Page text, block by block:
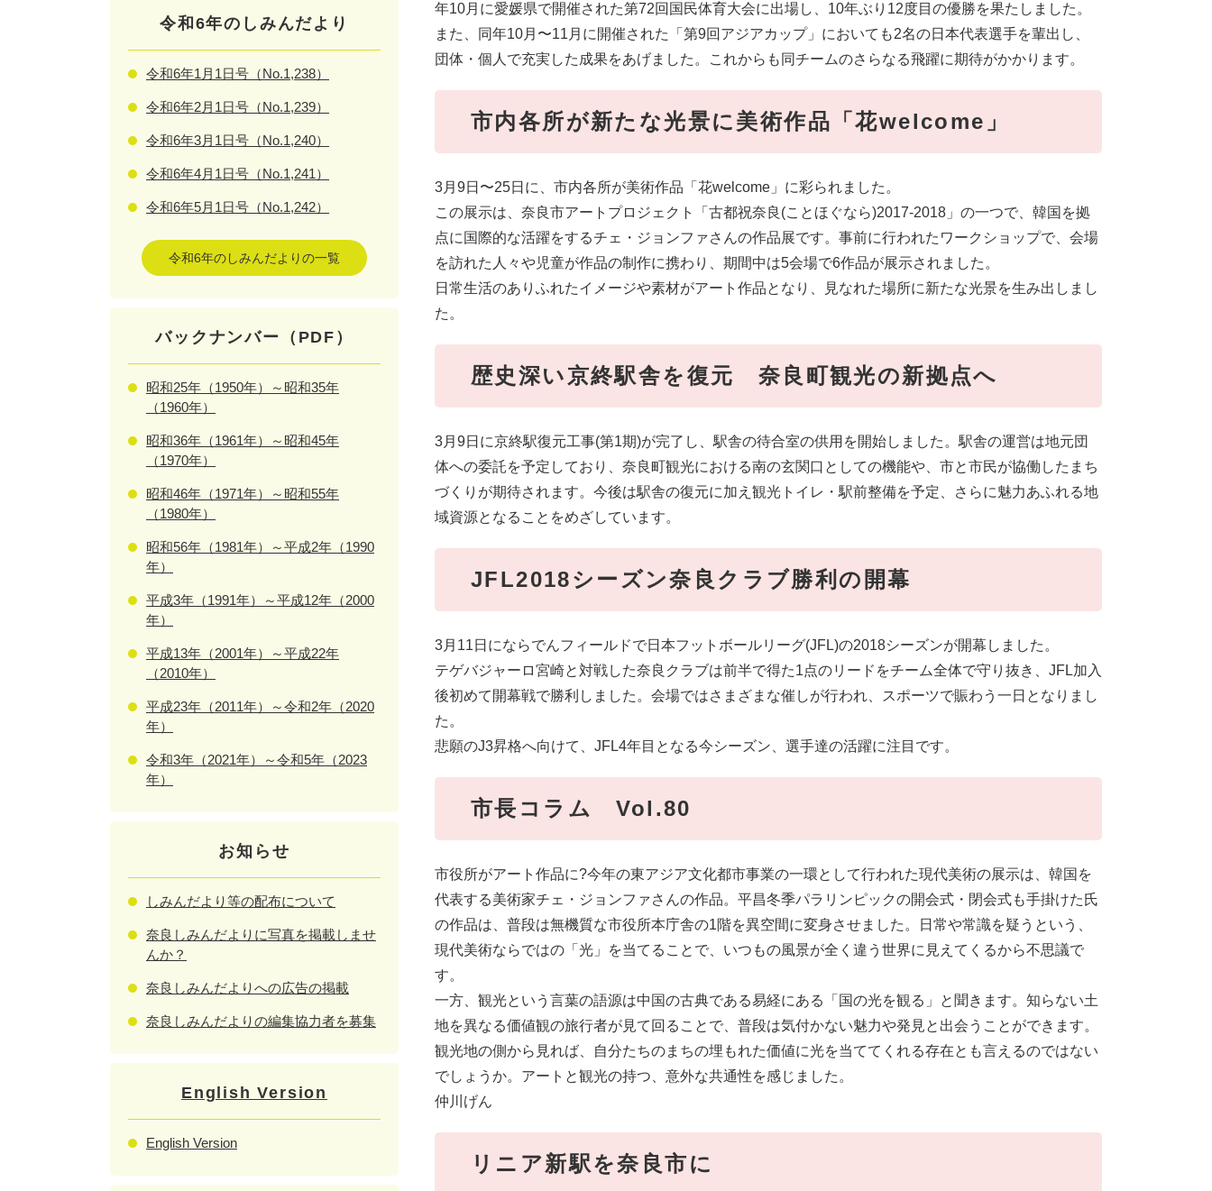
年10月に愛媛県で開催された第72回国民体育大会に出場し、10年ぶり12度目の優勝を果たしました。
また、同年10月〜11月に開催された「第9回アジアカップ」においても2名の日本代表選手を輩出し、
団体・個人で充実した成果をあげました。これからも同チームのさらなる飛躍に期待がかかります。
市内各所が新たな光景に美術作品「花welcome」
3月9日〜25日に、市内各所が美術作品「花welcome」に彩られました。
この展示は、奈良市アートプロジェクト「古都祝奈良(ことほぐなら)2017-2018」の一つで、韓国を拠
点に国際的な活躍をするチェ・ジョンファさんの作品展です。事前に行われたワークショップで、会場
を訪れた人々や児童が作品の制作に携わり、期間中は5会場で6作品が展示されました。
日常生活のありふれたイメージや素材がアート作品となり、見なれた場所に新たな光景を生み出しまし
た。
歴史深い京終駅舎を復元 奈良町観光の新拠点へ
3月9日に京終駅復元工事(第1期)が完了し、駅舎の待合室の供用を開始しました。駅舎の運営は地元団
体への委託を予定しており、奈良町観光における南の玄関口としての機能や、市と市民が協働したまち
づくりが期待されます。今後は駅舎の復元に加え観光トイレ・駅前整備を予定、さらに魅力あふれる地
域資源となることをめざしています。
JFL2018シーズン奈良クラブ勝利の開幕
3月11日にならでんフィールドで日本フットボールリーグ(JFL)の2018シーズンが開幕しました。
テゲバジャーロ宮崎と対戦した奈良クラブは前半で得た1点のリードをチーム全体で守り抜き、JFL加入
後初めて開幕戦で勝利しました。会場ではさまざまな催しが行われ、スポーツで賑わう一日となりまし
た。
悲願のJ3昇格へ向けて、JFL4年目となる今シーズン、選手達の活躍に注目です。
市長コラム Vol.80
市役所がアート作品に?今年の東アジア文化都市事業の一環として行われた現代美術の展示は、韓国を
代表する美術家チェ・ジョンファさんの作品。平昌冬季パラリンピックの開会式・閉会式も手掛けた氏
の作品は、普段は無機質な市役所本庁舎の1階を異空間に変身させました。日常や常識を疑うという、
現代美術ならではの「光」を当てることで、いつもの風景が全く違う世界に見えてくるから不思議で
す。
一方、観光という言葉の語源は中国の古典である易経にある「国の光を観る」と聞きます。知らない土
地を異なる価値観の旅行者が見て回ることで、普段は気付かない魅力や発見と出会うことができます。
観光地の側から見れば、自分たちのまちの埋もれた価値に光を当ててくれる存在とも言えるのではない
でしょうか。アートと観光の持つ、意外な共通性を感じました。
仲川げん
リニア新駅を奈良市に
令和6年のしみんだより
令和6年1月1日号（No.1,238）
令和6年2月1日号（No.1,239）
令和6年3月1日号（No.1,240）
令和6年4月1日号（No.1,241）
令和6年5月1日号（No.1,242）
令和6年のしみんだよりの一覧
バックナンバー（PDF）
昭和25年（1950年）～昭和35年
（1960年）
昭和36年（1961年）～昭和45年
（1970年）
昭和46年（1971年）～昭和55年
（1980年）
昭和56年（1981年）～平成2年（1990
年）
平成3年（1991年）～平成12年（2000
年）
平成13年（2001年）～平成22年
（2010年）
平成23年（2011年）～令和2年（2020
年）
令和3年（2021年）～令和5年（2023
年）
お知らせ
しみんだより等の配布について
奈良しみんだよりに写真を掲載しませ
んか？
奈良しみんだよりへの広告の掲載
奈良しみんだよりの編集協力者を募集
English Version
English Version